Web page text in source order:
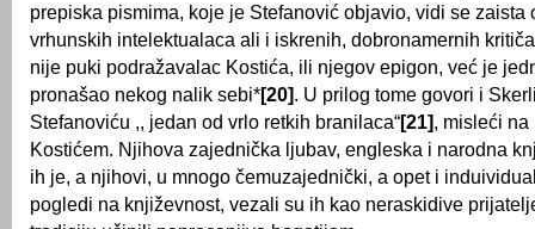
prepiska pismima, koje je Stefanović objavio, vidi se zaista
vrhunskih intelektualaca ali i iskrenih, dobronamernih
nije puki podražavalac Kostića, ili njegov epigon, već je
pronašao nekog nalik sebi*[20]. U prilog tome govori i
Stefanoviću ,, jedan od vrlo retkih branilaca“[21], misleći
Kostićem. Nјihova zajednička lјubav, engleska i narodna
ih je, a njihovi, u mnogo čemuzajednički, a opet i
pogledi na književnost, vezali su ih kao neraskidive